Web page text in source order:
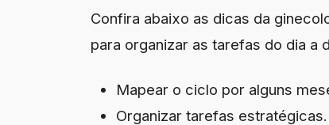
Confira abaixo as dicas da
para organizar as tarefas do dia a
Mapear o ciclo por alguns
Organizar tarefas